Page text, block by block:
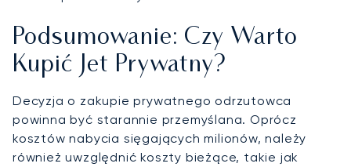
Podsumowanie: Czy Warto
Kupić Jet Prywatny?
Decyzja o zakupie prywatnego odrzutowca
powinna być starannie przemyślana. Oprócz
kosztów nabycia sięgających milionów, należy
również uwzględnić koszty bieżące, takie jak